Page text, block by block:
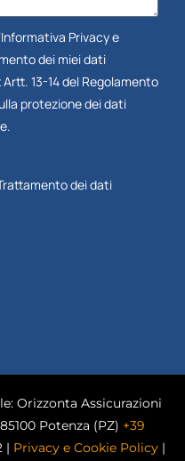
Informativa Privacye
dei miei dati
13-14 del Regolamento
protezione dei dati
dei dati
Orizzonta Assicurazioni
Potenza (PZ) +39
| Privacy e Cookie Policy |